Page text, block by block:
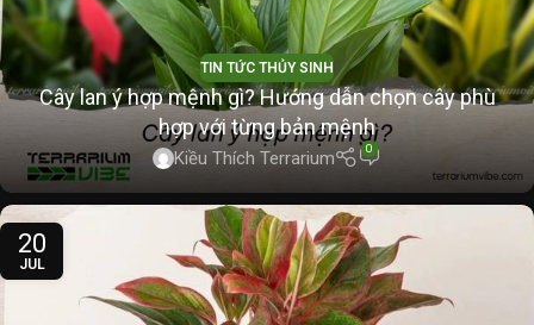
TIN TỨC THỦY SINH
Cây lan ý hợp mệnh gì? Hướng dẫn chọn cây phù
hợp với từng bản mệnh
Kiều Thích Terrarium 0
20
JUL